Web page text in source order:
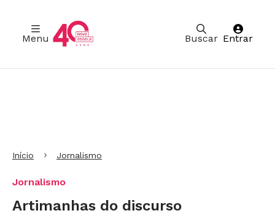
Buscar
Menu Entrar
Início Jornalismo
Jornalismo
Artimanhas do discurso